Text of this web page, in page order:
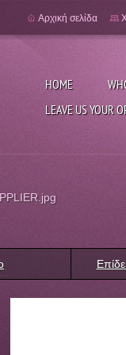
HOME
LEAVE US YOUR
Αρχική σελίδα